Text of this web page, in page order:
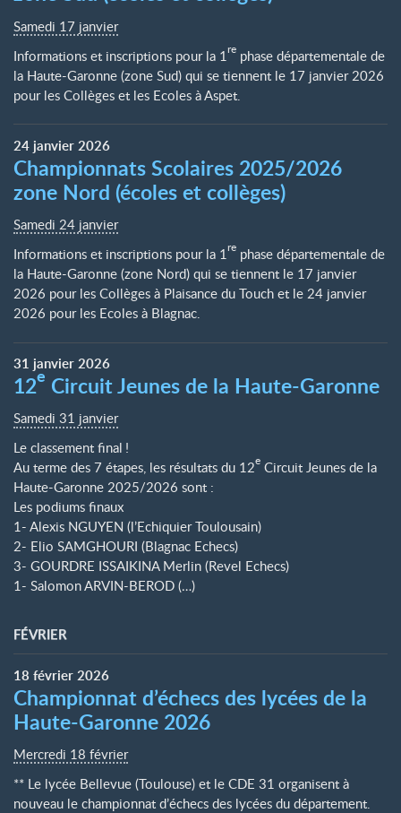
Samedi 17 janvier
Informations et inscriptions pour la 1re phase départementale de
la Haute-Garonne (zone Sud) qui se tiennent le 17 janvier 2026
pour les Collèges et les Ecoles à Aspet.
24 janvier2026
Championnats Scolaires 2025/2026
zone Nord (écoles et collèges)
Samedi 24 janvier
Informations et inscriptions pour la 1re phase départementale de
la Haute-Garonne (zone Nord) qui se tiennent le 17 janvier
2026 pour les Collèges à Plaisance du Touch et le 24 janvier
2026 pour les Ecoles à Blagnac.
31 janvier2026
12e Circuit Jeunes de la Haute-Garonne
Samedi 31 janvier
Le classement final !
Au terme des 7 étapes, les résultats du 12e Circuit Jeunes de la
Haute-Garonne 2025/2026 sont :
Les podiums finaux
1- Alexis NGUYEN (l’Echiquier Toulousain)
2- Elio SAMGHOURI (Blagnac Echecs)
3- GOURDRE ISSAIKINA Merlin (Revel Echecs)
1- Salomon ARVIN-BEROD (…)
FÉVRIER
18 février2026
Championnat d’échecs des lycées de la
Haute-Garonne 2026
Mercredi 18 février
** Le lycée Bellevue (Toulouse) et le CDE 31 organisent à
nouveau le championnat d’échecs des lycées du département.